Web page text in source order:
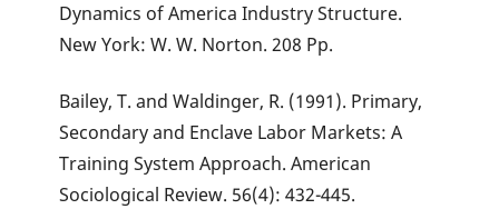
Dynamics of America Industry Structure.
New York: W. W. Norton. 208 Pp.
Bailey, T. and Waldinger, R. (1991). Primary,
Secondary and Enclave Labor Markets: A
Training System Approach. American
Sociological Review. 56(4): 432-445.